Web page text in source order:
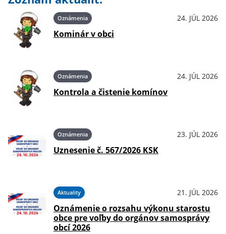
Oznámenia 24. JÚL 2026
Kominár v obci
Oznámenia 24. JÚL 2026
Kontrola a čistenie komínov
Oznámenia 23. JÚL 2026
Uznesenie č. 567/2026 KSK
Aktuality 21. JÚL 2026
Oznámenie o rozsahu výkonu starostu
obce pre voľby do orgánov samosprávy
obcí 2026